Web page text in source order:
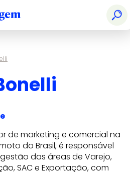
de marketing e comercial na
do Brasil, é responsável
das áreas de Varejo,
SAC e Exportação, com